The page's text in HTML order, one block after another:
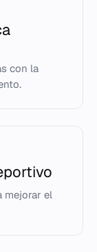
con la
mejorar el